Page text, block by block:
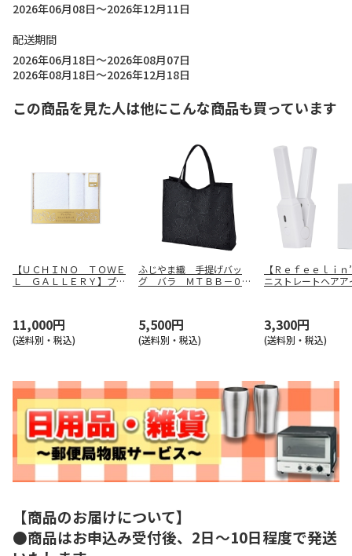
2026年06月08日～2026年12月11日
配送期間
2026年06月18日～2026年08月07日
2026年08月18日～2026年12月18日
この商品を見た人は他にこんな商品も買っています
【ＵＣＨＩＮＯ ＴＯＷＥ
Ｌ ＧＡＬＬＥＲＹ】プレ
11,000円
(送料別・税込)
ふじやま織 手提げバッ
グ バラ ＭＴＢＢ－０５
5,500円
(送料別・税込)
【Ｒｅｆｅｅｌｉｎ
ニストレートヘアア
3,300円
(送料別・税込)
【商品のお届けについて】
●商品はお申込み受付後、2日～10日程度で発送